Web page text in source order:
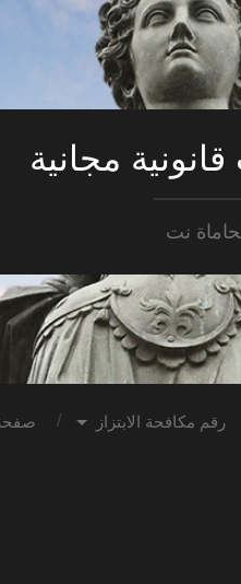
مجانية
نت
رقم مكافحة الابتزاز